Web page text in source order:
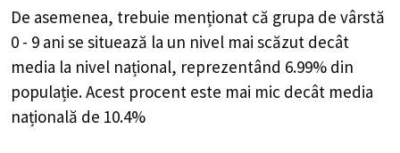
De asemenea, trebuie menționat că grupa de vârstă
0 - 9 ani se situează la un nivel mai scăzut decât
media la nivel național, reprezentând 6.99% din
populație. Acest procent este mai mic decât media
națională de 10.4%